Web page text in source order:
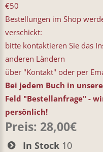
€50
Bestellungen im Shop
verschickt:
bitte kontaktieren Sie das
anderen Ländern
über "Kontakt" oder per
Bei jedem Buch in
Feld "Bestellanfrage" -
persönlich!
Preis: 28,00€
In Stock 10